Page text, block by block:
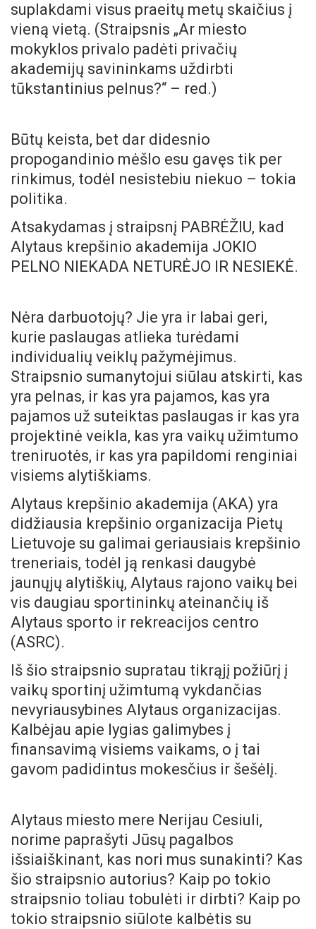
suplakdami visus praeitų metų skaičius į
vieną vietą. (Straipsnis „Ar miesto
mokyklos privalo padėti privačių
akademijų savininkams uždirbti
tūkstantinius pelnus?“ – red.)
Būtų keista, bet dar didesnio
propogandinio mėšlo esu gavęs tik per
rinkimus, todėl nesistebiu niekuo – tokia
politika.
Atsakydamas į straipsnį PABRĖŽIU, kad
Alytaus krepšinio akademija JOKIO
PELNO NIEKADA NETURĖJO IR NESIEKĖ.
Nėra darbuotojų? Jie yra ir labai geri,
kurie paslaugas atlieka turėdami
individualių veiklų pažymėjimus.
Straipsnio sumanytojui siūlau atskirti, kas
yra pelnas, ir kas yra pajamos, kas yra
pajamos už suteiktas paslaugas ir kas yra
projektinė veikla, kas yra vaikų užimtumo
treniruotės, ir kas yra papildomi renginiai
visiems alytiškiams.
Alytaus krepšinio akademija (AKA) yra
didžiausia krepšinio organizacija Pietų
Lietuvoje su galimai geriausiais krepšinio
treneriais, todėl ją renkasi daugybė
jaunųjų alytiškių, Alytaus rajono vaikų bei
vis daugiau sportininkų ateinančių iš
Alytaus sporto ir rekreacijos centro
(ASRC).
Iš šio straipsnio supratau tikrąjį požiūrį į
vaikų sportinį užimtumą vykdančias
nevyriausybines Alytaus organizacijas.
Kalbėjau apie lygias galimybes į
finansavimą visiems vaikams, o į tai
gavom padidintus mokesčius ir šešėlį.
Alytaus miesto mere Nerijau Cesiuli,
norime paprašyti Jūsų pagalbos
išsiaiškinant, kas nori mus sunakinti? Kas
šio straipsnio autorius? Kaip po tokio
straipsnio toliau tobulėti ir dirbti? Kaip po
tokio straipsnio siūlote kalbėtis su